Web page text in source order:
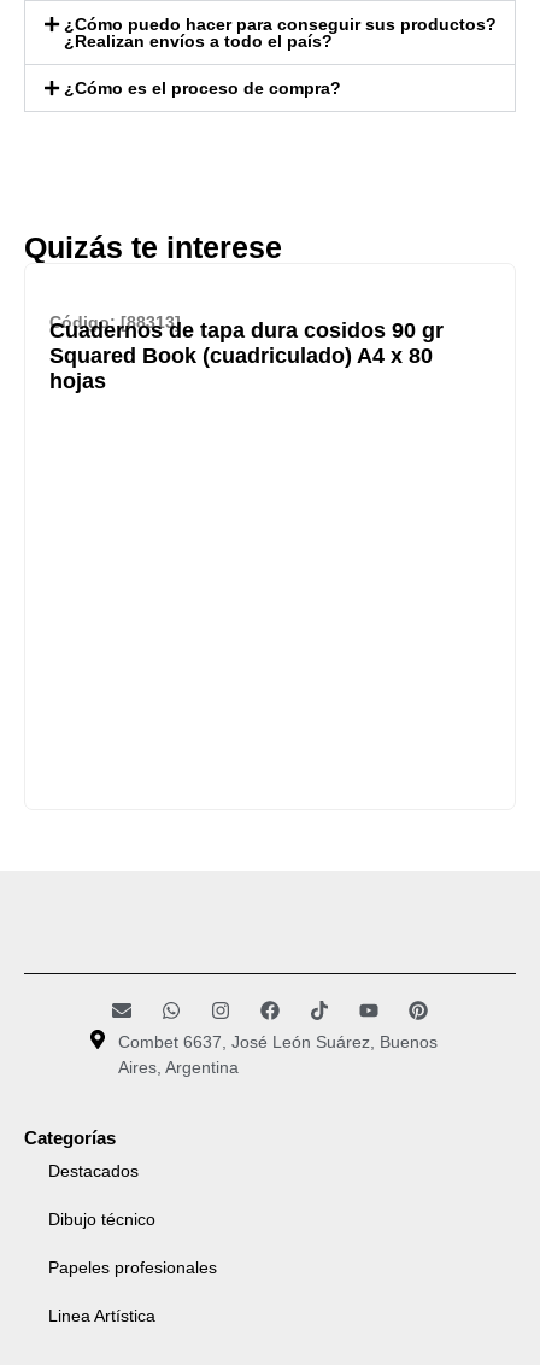
¿Cómo puedo hacer para conseguir sus productos?
¿Realizan envíos a todo el país?
¿Cómo es el proceso de compra?
Quizás te interese
Código: [88313]
Cuadernos de tapa dura cosidos 90 gr
Squared Book (cuadriculado) A4 x 80
hojas
Combet 6637, José León Suárez, Buenos
Aires, Argentina
Categorías
Destacados
Dibujo técnico
Papeles profesionales
Linea Artística